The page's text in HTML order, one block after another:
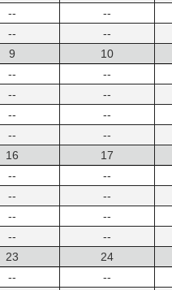
--
--
--
--
9
--
--
--
--
10
--
--
--
--
16
--
--
--
--
17
--
--
--
--
23
--
24
--